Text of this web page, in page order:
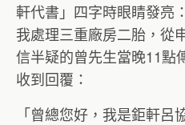
軒代書」四字時眼睛發亮
我處理三重廠房二胎，從
信半疑的曾先生當晚11點
收到回覆：
「曾總您好，我是鉅軒